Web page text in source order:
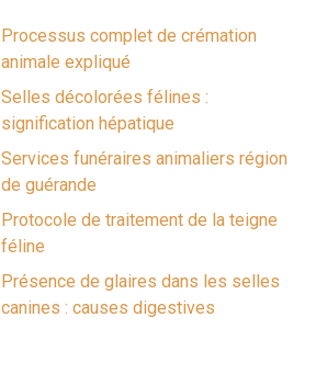
Processus complet de crémation
animale expliqué
Selles décolorées félines :
signification hépatique
Services funéraires animaliers région
de guérande
Protocole de traitement de la teigne
féline
Présence de glaires dans les selles
canines : causes digestives